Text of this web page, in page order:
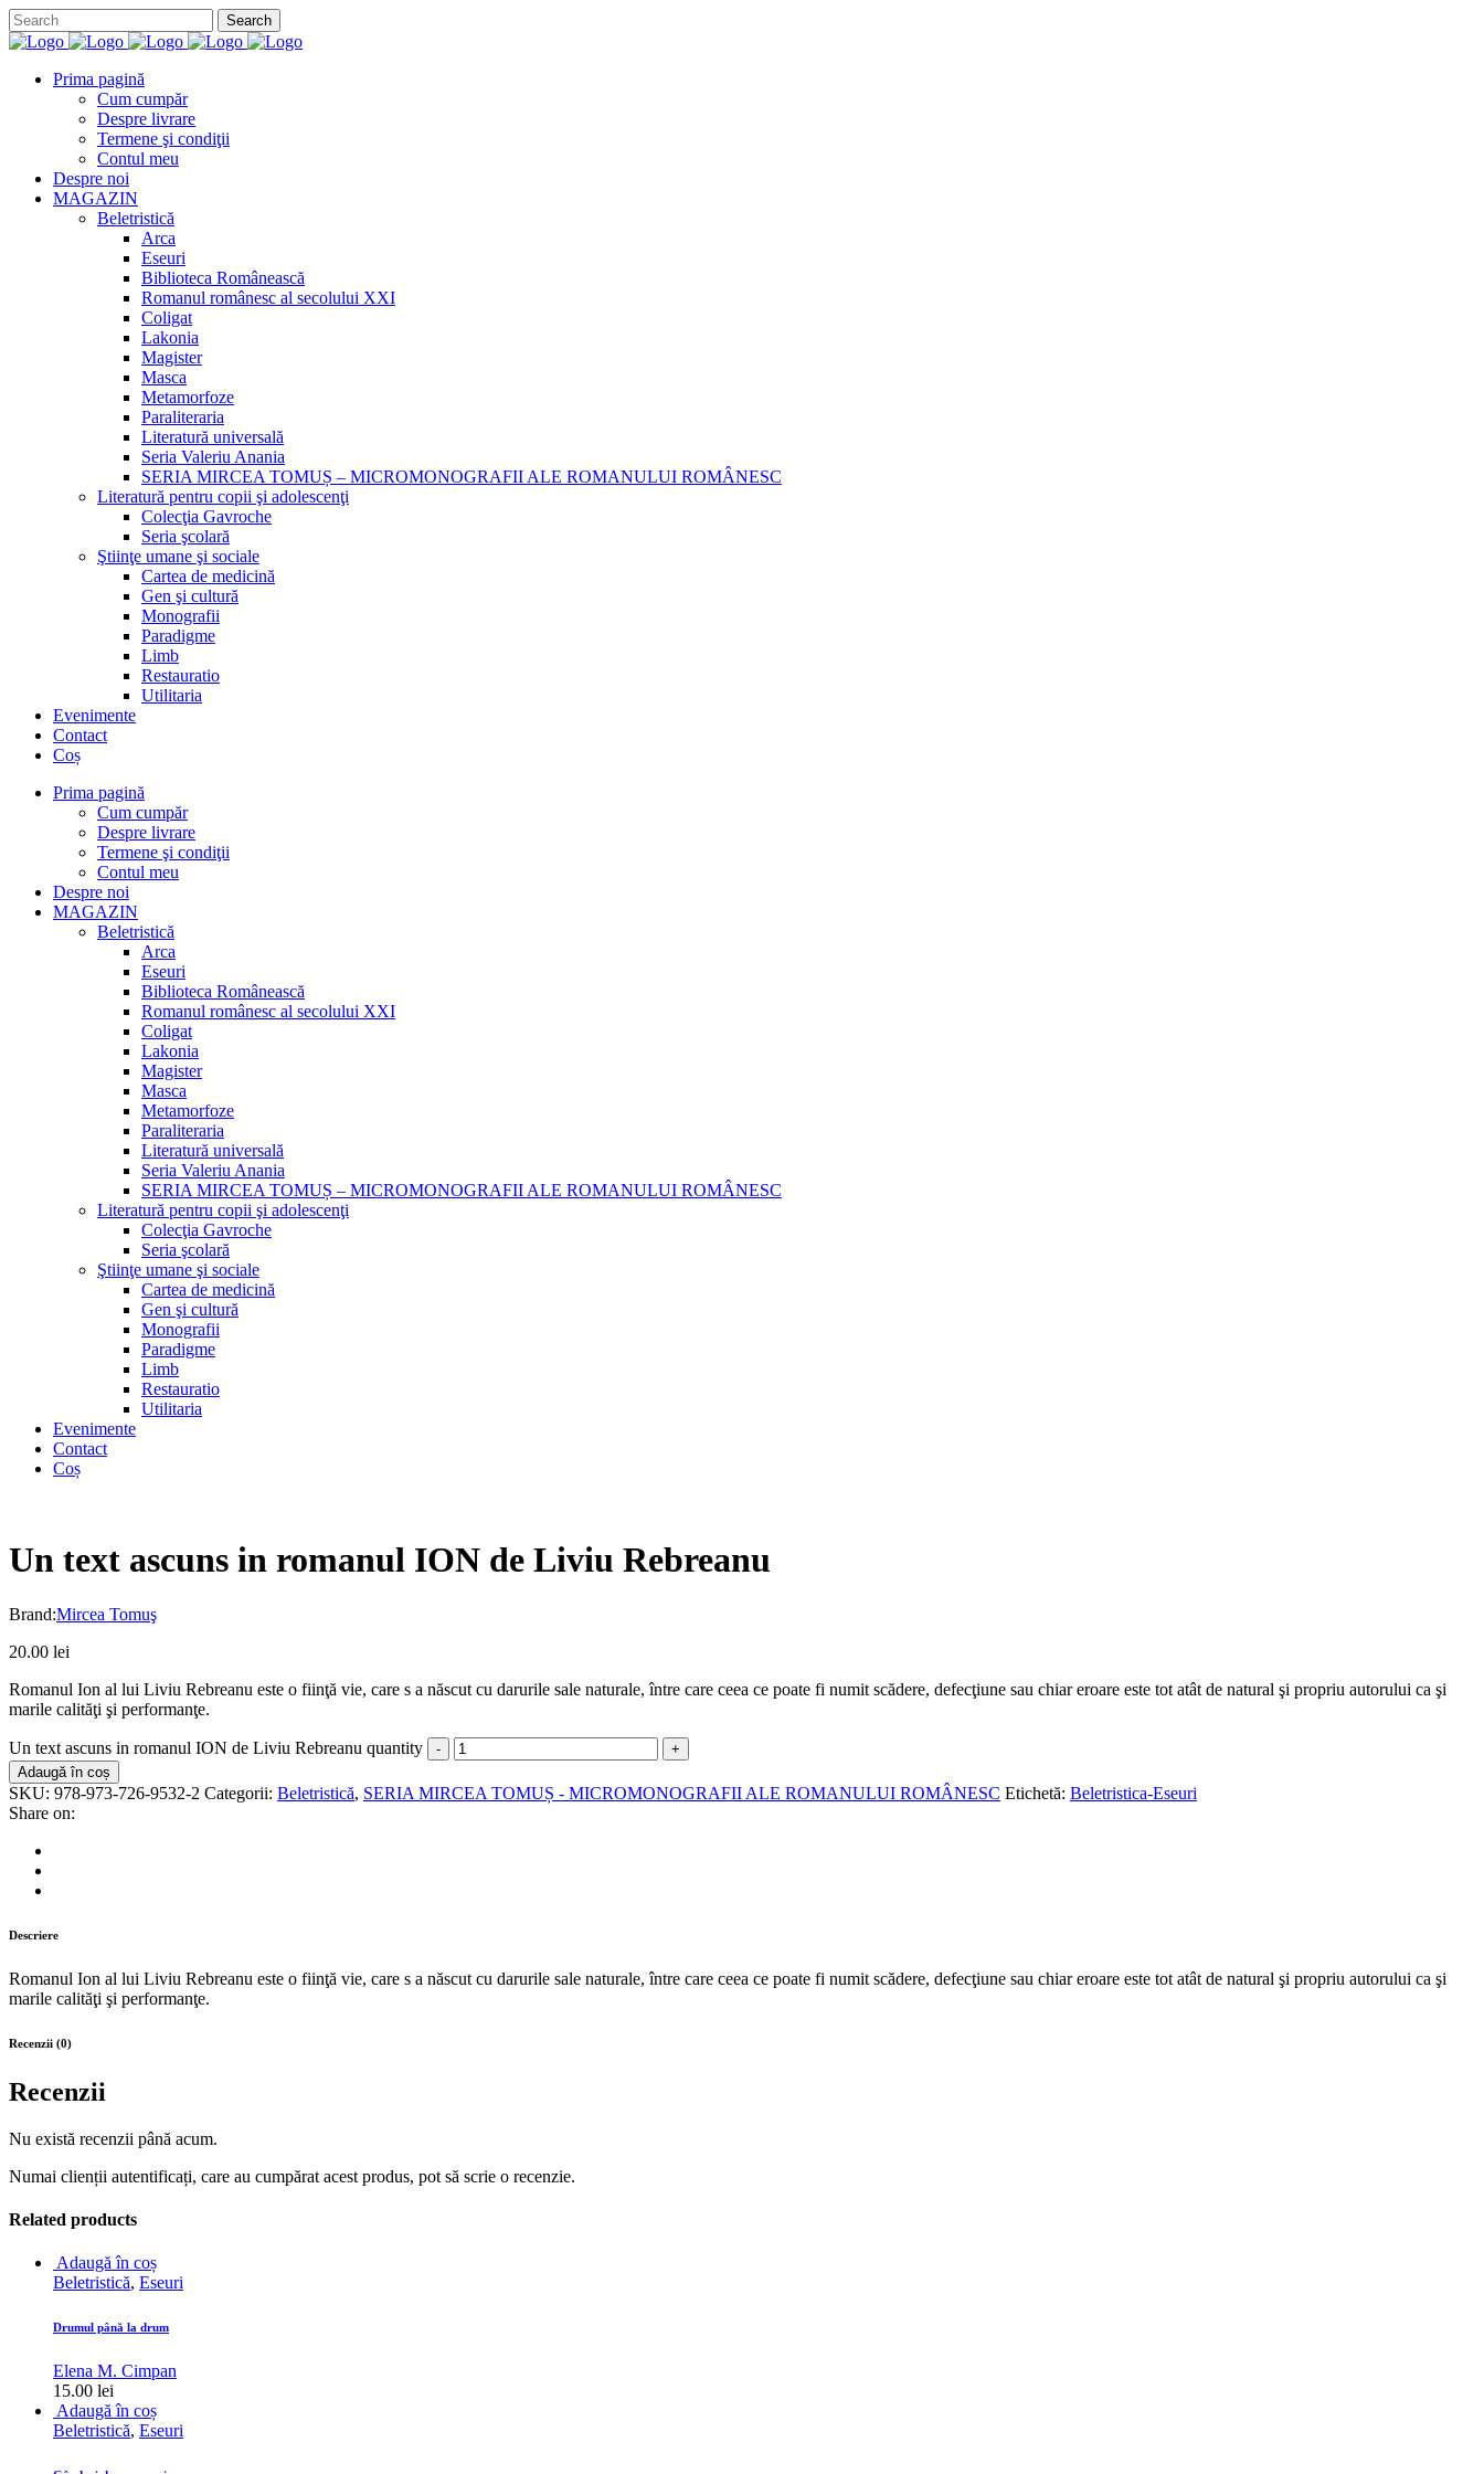
Prima pagină
Cum cumpăr
Despre livrare
Termene şi condiţii
Contul meu
Despre noi
MAGAZIN
Beletristică
Arca
Eseuri
Biblioteca Românească
Romanul românesc al secolului XXI
Coligat
Lakonia
Magister
Masca
Metamorfoze
Paraliteraria
Literatură universală
Seria Valeriu Anania
SERIA MIRCEA TOMUȘ – MICROMONOGRAFII ALE ROMANULUI ROMÂNESC
Literatură pentru copii şi adolescenţi
Colecţia Gavroche
Seria şcolară
Ştiinţe umane şi sociale
Cartea de medicină
Gen şi cultură
Monografii
Paradigme
Limb
Restauratio
Utilitaria
Evenimente
Contact
Coș
Prima pagină
Cum cumpăr
Despre livrare
Termene şi condiţii
Contul meu
Despre noi
MAGAZIN
Beletristică
Arca
Eseuri
Biblioteca Românească
Romanul românesc al secolului XXI
Coligat
Lakonia
Magister
Masca
Metamorfoze
Paraliteraria
Literatură universală
Seria Valeriu Anania
SERIA MIRCEA TOMUȘ – MICROMONOGRAFII ALE ROMANULUI ROMÂNESC
Literatură pentru copii şi adolescenţi
Colecţia Gavroche
Seria şcolară
Ştiinţe umane şi sociale
Cartea de medicină
Gen şi cultură
Monografii
Paradigme
Limb
Restauratio
Utilitaria
Evenimente
Contact
Coș
Un text ascuns in romanul ION de Liviu Rebreanu
Brand:Mircea Tomuş
20.00 lei
Romanul Ion al lui Liviu Rebreanu este o fiinţă vie, care s a născut cu darurile sale naturale, între care ceea ce poate fi numit scădere, defecţiune sau chiar eroare este tot atât de natural şi propriu autorului ca şi
marile calităţi şi performanţe.
Un text ascuns in romanul ION de Liviu Rebreanu quantity
Adaugă în coș
SKU: 978-973-726-9532-2 Categorii: Beletristică, SERIA MIRCEA TOMUȘ - MICROMONOGRAFII ALE ROMANULUI ROMÂNESC Etichetă: Beletristica-Eseuri
Share on:
Descriere
Romanul Ion al lui Liviu Rebreanu este o fiinţă vie, care s a născut cu darurile sale naturale, între care ceea ce poate fi numit scădere, defecţiune sau chiar eroare este tot atât de natural şi propriu autorului ca şi
marile calităţi şi performanţe.
Recenzii (0)
Recenzii
Nu există recenzii până acum.
Numai clienții autentificați, care au cumpărat acest produs, pot să scrie o recenzie.
Related products
Adaugă în coș
Beletristică, Eseuri
Drumul până la drum
Elena M. Cimpan
15.00 lei
Adaugă în coș
Beletristică, Eseuri